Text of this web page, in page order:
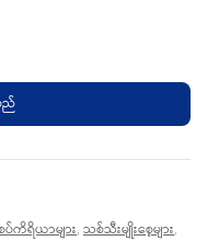
ည်
ကိရိယာများ သစ်သီးမျိုးစေ့များ